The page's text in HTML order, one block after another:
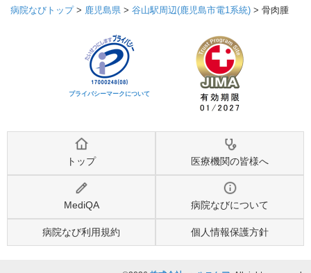
病院なびトップ> 鹿児島県 > 谷山駅周辺(鹿児島市電1系統) > 骨肉腫
プライバシーマークについて
トップ 医療機関の皆様へ
MediQA 病院なびについて
病院なび利用規約 個人情報保護方針